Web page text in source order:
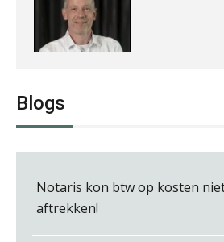
Blogs
Notaris kon btw op kosten
aftrekken!